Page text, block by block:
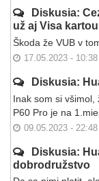
Diskusia:
už aj Visa
Škoda že VUB v
17.05.2023 - 10:38
Diskusia:
Inak som si všimol,
P60 Pro je na
09.05.2023 - 22:48
Diskusia:
dobrodružstvo